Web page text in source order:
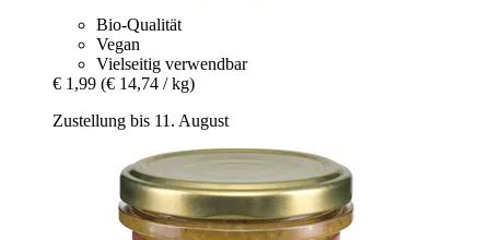
Bio-Qualität
Vegan
Vielseitig verwendbar
€ 1,99 (€ 14,74 / kg)
Zustellung bis 11. August